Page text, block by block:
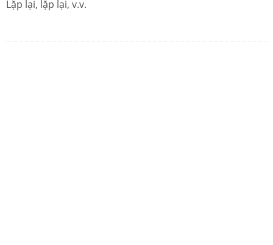
Lặp lại, lặp lại, v.v.